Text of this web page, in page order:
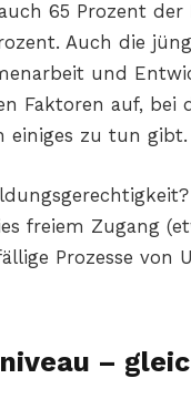
65 Prozent der
Auch die
und
Faktoren auf, bei
einiges zu tun gibt.
freiem Zugang
Prozesse von
–